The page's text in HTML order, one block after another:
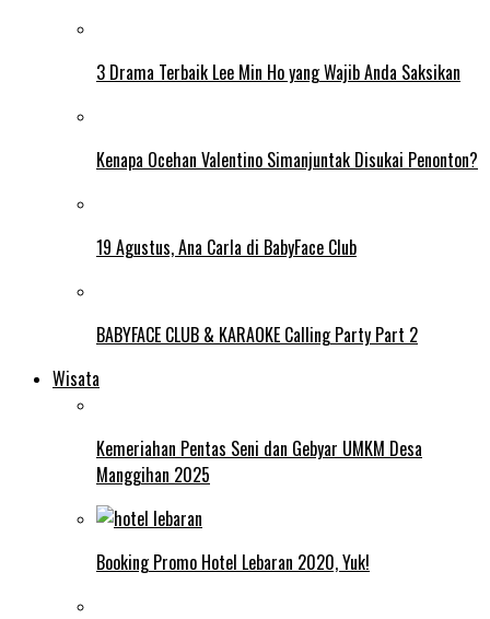
3 Drama Terbaik Lee Min Ho yang Wajib Anda Saksikan
Kenapa Ocehan Valentino Simanjuntak Disukai Penonton?
19 Agustus, Ana Carla di BabyFace Club
BABYFACE CLUB & KARAOKE Calling Party Part 2
Wisata
Kemeriahan Pentas Seni dan Gebyar UMKM Desa
Manggihan 2025
Booking Promo Hotel Lebaran 2020, Yuk!